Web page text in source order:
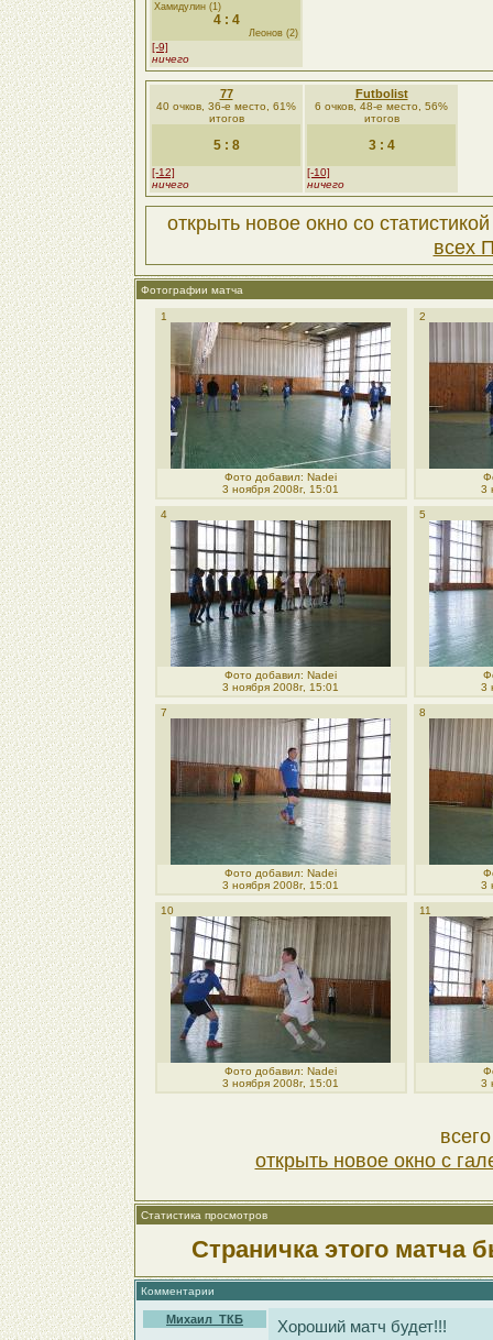
Хамидулин (1)
4 : 4
Леонов (2)
[-9]
ничего
77
40 очков, 36-е место, 61%
итогов
5 : 8
[-12]
ничего
Futbolist
6 очков, 48-е место, 56%
итогов
3 : 4
[-10]
ничего
открыть новое окно со
всех
Фотографии матча
1
Фото добавил: Nadei
3 ноября 2008г, 15:01
2
3
4
Фото добавил: Nadei
3 ноября 2008г, 15:01
5
3
7
Фото добавил: Nadei
3 ноября 2008г, 15:01
8
3
10
Фото добавил: Nadei
3 ноября 2008г, 15:01
11
3
открыть новое окно с
Статистика просмотров
Страничка этого матча
Комментарии
Михаил_ТКБ Хороший матч будет!!!